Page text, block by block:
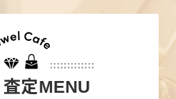
定MENU